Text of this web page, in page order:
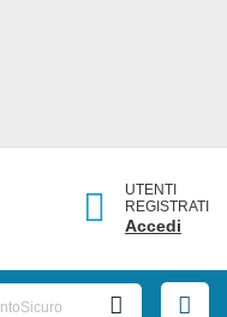
UTENTI
REGISTRATI
Accedi